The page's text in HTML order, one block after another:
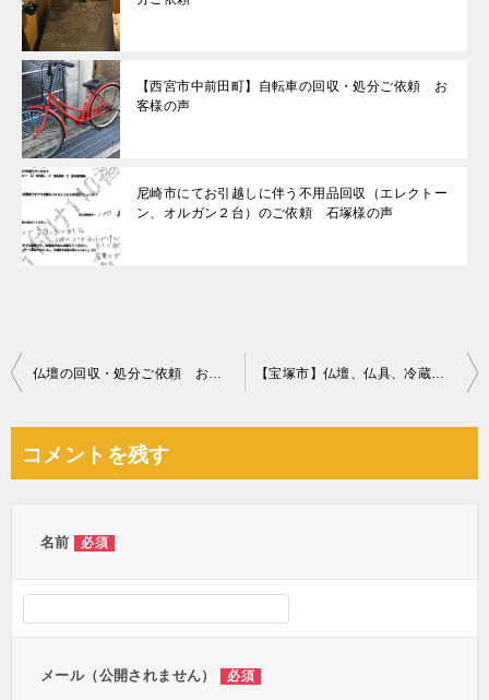
【西宮市中前田町】自転車の回収・処分ご依頼 お
客様の声
尼崎市にてお引越しに伴う不用品回収（エレクトー
ン、オルガン２台）のご依頼 石塚様の声
投
ビ
仏壇の回収・処分ご依頼 お客様の声 【宝塚市】仏壇、仏具、冷蔵庫、電動介護ベッド等の回収・処分ご依頼
コメントを残す
名前 必須
メール（公開されません） 必須